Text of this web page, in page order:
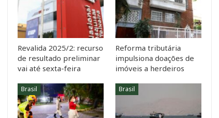
Revalida 2025/2: recurso
de resultado preliminar
vai até sexta-feira
Reforma tributária
impulsiona doações de
imóveis a herdeiros
Brasil Brasil